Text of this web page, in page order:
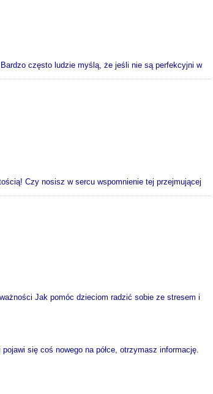
często ludzie myślą, że jeśli nie są perfekcyjni w
Czy nosisz w sercu wspomnienie tej przejmującej
Jak pomóc dzieciom radzić sobie ze stresem i
się coś nowego na półce, otrzymasz informację.